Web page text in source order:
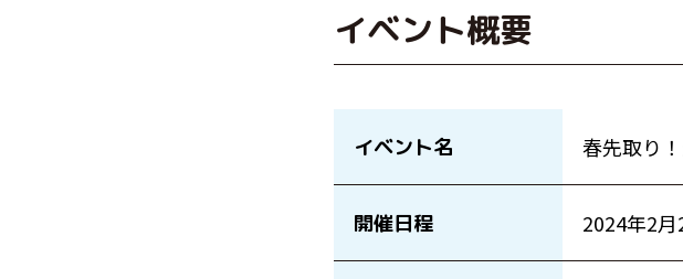
イベント概要
イベント名 春先取り
開催日程 2024年2